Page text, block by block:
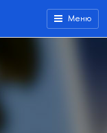
Меню